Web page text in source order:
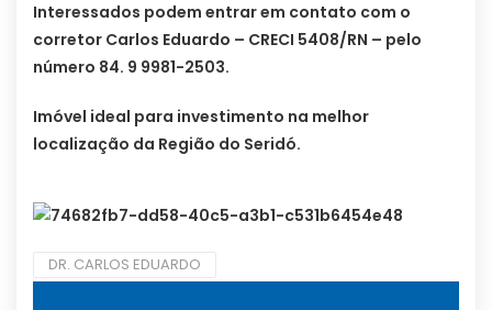
Interessados podem entrar em contato com o
corretor Carlos Eduardo – CRECI 5408/RN – pelo
número 84. 9 9981-2503.
Imóvel ideal para investimento na melhor
localização da Região do Seridó.
DR. CARLOS EDUARDO